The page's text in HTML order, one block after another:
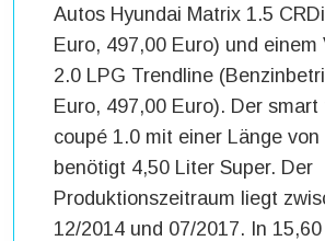
Autos Hyundai Matrix 1.5
Euro, 497,00 Euro) und einem
2.0 LPG Trendline
Euro, 497,00 Euro). Der smart
coupé 1.0 mit einer Länge von
benötigt 4,50 Liter Super. Der
Produktionszeitraum liegt
12/2014 und 07/2017. In